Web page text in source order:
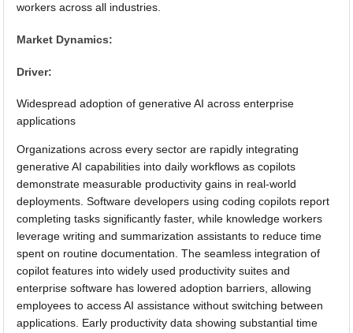
workers across all industries.
Market Dynamics:
Driver:
Widespread adoption of generative AI across enterprise
applications
Organizations across every sector are rapidly integrating
generative AI capabilities into daily workflows as copilots
demonstrate measurable productivity gains in real-world
deployments. Software developers using coding copilots report
completing tasks significantly faster, while knowledge workers
leverage writing and summarization assistants to reduce time
spent on routine documentation. The seamless integration of
copilot features into widely used productivity suites and
enterprise software has lowered adoption barriers, allowing
employees to access AI assistance without switching between
applications. Early productivity data showing substantial time